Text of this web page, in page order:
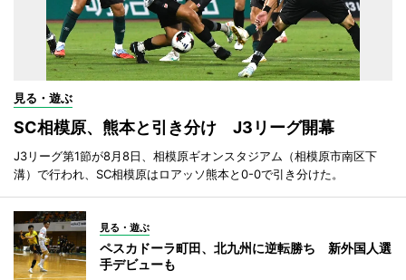
見る・遊ぶ
SC相模原、熊本と引き分け J3リーグ開幕
J3リーグ第1節が8月8日、相模原ギオンスタジアム（相模原市南区下
溝）で行われ、SC相模原はロアッソ熊本と0-0で引き分けた。
見る・遊ぶ
ペスカドーラ町田、北九州に逆転勝ち 新外国人選
手デビューも